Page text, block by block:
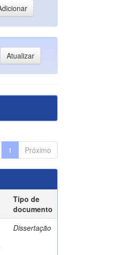
1 Próximo
Tipo de
documento
Dissertação